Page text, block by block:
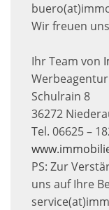
Wir freuen
Ihr Team von
Schulrain 8
36272
Tel. 06625 –
PS: Zur
uns auf Ihre